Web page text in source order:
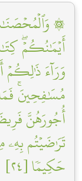
۞
أَيۡمَٰنُكُمۡۖ
وَرَآءَ ذَٰلِكُمۡ
مُسَٰفِحِينَۚ فَمَا
أُجُورَهُنَّ
تَرَٰضَيۡتُم بِهِۦ
حَكِيمٗا [٢٤]